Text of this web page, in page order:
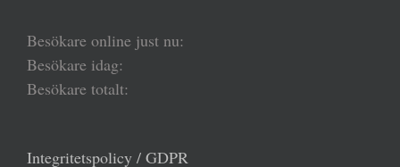
Besökare online just nu:
Besökare idag:
Besökare totalt:
Integritetspolicy / GDPR